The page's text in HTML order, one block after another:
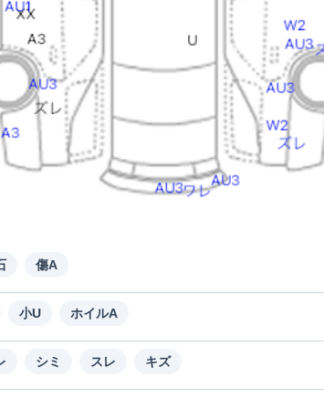
傷A
小U ホイルA
シミ スレ キズ